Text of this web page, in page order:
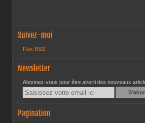
Suivez-moi
Flux RSS
Newsletter
Abonnez-vous pour être averti des nouveaux
Email
Pagination